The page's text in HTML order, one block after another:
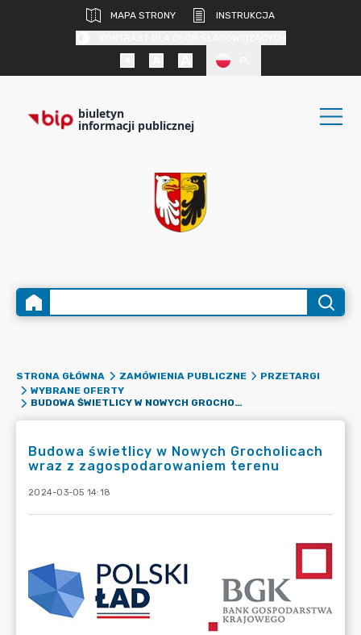
MAPA STRONY
INSTRUKCJA
biuletyn
informacji publicznej
STRONA GŁÓWNA ZAMÓWIENIA PUBLICZNE
PRZETARGI
WYBRANE OFERTY
BUDOWA ŚWIETLICY W NOWYCH GROCHOLICACH WRAZ Z ZAGOSPODAROWANIEM TERENU
Budowa świetlicy w Nowych Grocholicach
wraz z zagospodarowaniem terenu
2024-03-05 14:18